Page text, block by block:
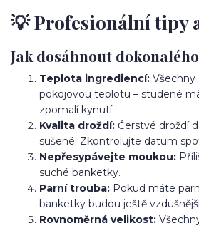
💡 Profesionální tipy
Jak dosáhnout
Teplota ingrediencí: Všechny
pokojovou teplotu – studené
zpomalí kynutí.
Kvalita droždí: Čerstvé droždí
sušené. Zkontrolujte datum
Nepřesypávejte moukou:
suché banketky.
Parní trouba: Pokud máte
banketky budou ještě
Rovnoměrná velikost: